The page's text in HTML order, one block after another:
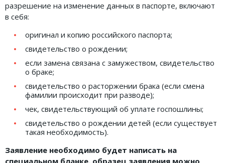
разрешение на изменение данных в паспорте, включают
в себя:
оригинал и копию российского паспорта;
свидетельство о рождении;
если замена связана с замужеством, свидетельство
о браке;
свидетельство о расторжении брака (если смена
фамилии происходит при разводе);
чек, свидетельствующий об уплате госпошлины;
свидетельство о рождении детей (если существует
такая необходимость).
Заявление необходимо будет написать на
специальном бланке, образец заявления можно